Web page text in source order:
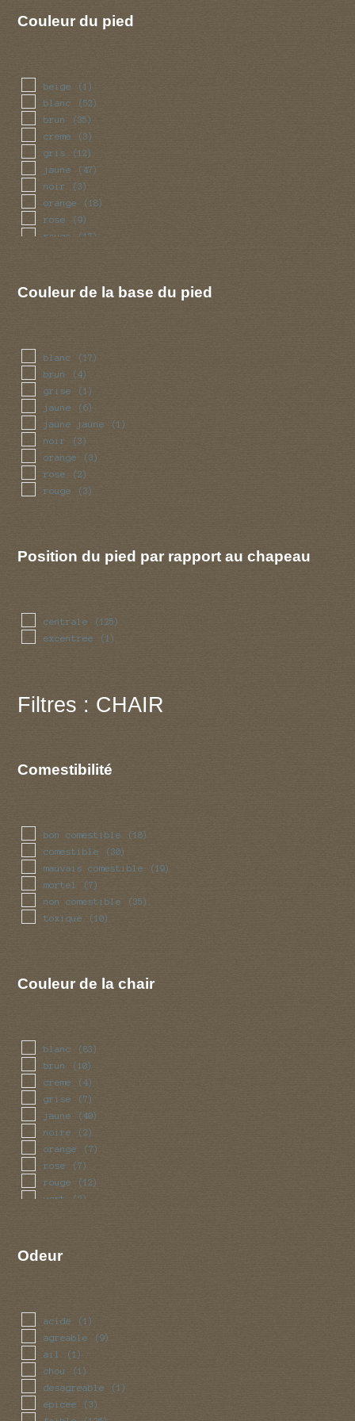
Couleur du pied
beige (1)
blanc (52)
brun (35)
creme (3)
gris (12)
jaune (47)
noir (3)
orange (18)
rose (9)
rouge (17)
Couleur de la base du pied
blanc (17)
brun (4)
grise (1)
jaune (6)
jaune jaune (1)
noir (3)
orange (3)
rose (2)
rouge (3)
Position du pied par rapport au chapeau
centrale (125)
excentree (1)
Filtres : CHAIR
Comestibilité
bon comestible (18)
comestible (30)
mauvais comestible (19)
mortel (7)
non comestible (35)
toxique (10)
Couleur de la chair
blanc (83)
brun (10)
creme (4)
grise (7)
jaune (40)
noire (2)
orange (7)
rose (7)
rouge (12)
vert (2)
Odeur
acide (1)
agreable (9)
ail (1)
chou (1)
desagreable (1)
epicee (3)